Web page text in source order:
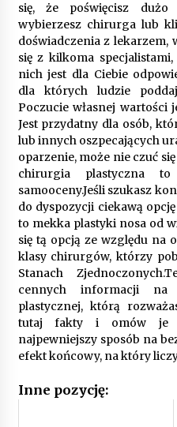
się, że poświęcisz
wybierzesz chirurga lub
doświadczenia z lekarzem,
się z kilkoma
nich jest dla Ciebie
dla których ludzie
Poczucie własnej wartości
Jest przydatny dla osób,
lub innych oszpecających
oparzenie, może nie czuć
chirurgia plastyczna
samooceny.Jeśli szukasz
do dyspozycji ciekawą
to mekka plastyki nosa od
się tą opcją ze względu na
klasy chirurgów, którzy
Stanach
cennych informacji
plastycznej, którą
tutaj fakty i omów je
najpewniejszy sposób na
efekt końcowy, na który
Inne pozycję: